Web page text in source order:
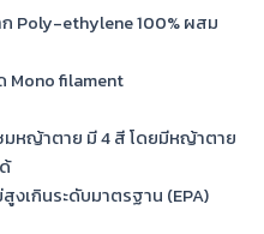
Poly-ethylene 100% ผสม
Mono filament
มหญ้าตาย มี4 สี โดยมีหญ้าตาย
งเกินระดับมาตรฐาน (EPA)